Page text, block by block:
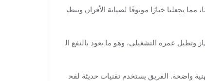
شركة صيانة افران بالاحساء بخبرة عملية تتجاوز 25 عامًا، مما يجعلنا خيارًا موثوقًا لصيانة الأفران وتنظي
عمره التشغيلي، وهو ما يعود بالنفع ال
واضحة. الفريق يستخدم تقنيات حديثة لفح